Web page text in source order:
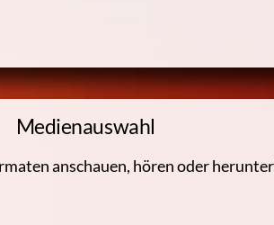
Medienauswahl
anschauen, hören oder